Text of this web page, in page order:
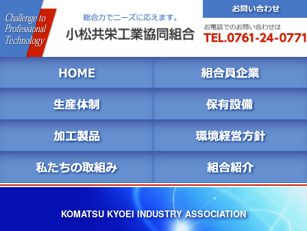
KOMATSU KYOEI INDUSTRY ASSOCIATION